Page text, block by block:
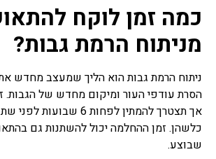
כמה זמן לוקח
מניתוח הרמת גבות?
ניתוח הרמת גבות הוא הליך שמעצב מחדש
הסרת עודפי העור ומיקום מחדש של הגבות.
אך תצטרך להמתין לפחות 6
כלשהן. זמן ההחלמה יכול להשתנות גם
שבוצע.